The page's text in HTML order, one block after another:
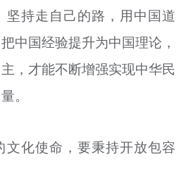
坚持走自己的路，用中国道
中国经验提升为中国理论，
，才能不断增强实现中华民
。
文化使命，要秉持开放包容